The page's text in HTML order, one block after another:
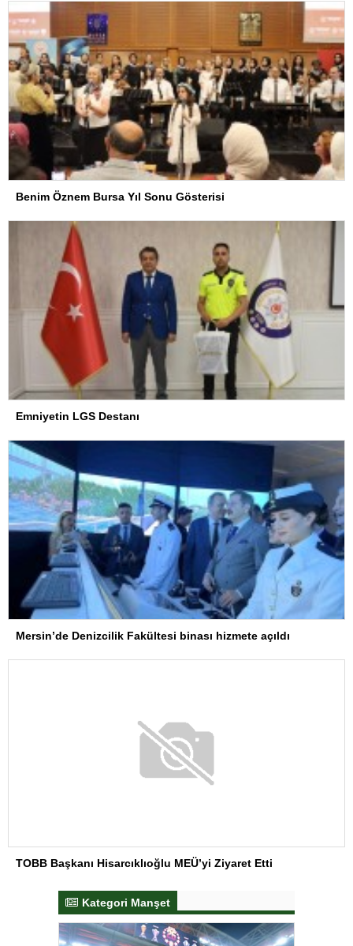
Benim Öznem Bursa Yıl Sonu Gösterisi
Emniyetin LGS Destanı
Mersin’de Denizcilik Fakültesi binası hizmete açıldı
TOBB Başkanı Hisarcıklıoğlu MEÜ’yi Ziyaret Etti
Kategori Manşet